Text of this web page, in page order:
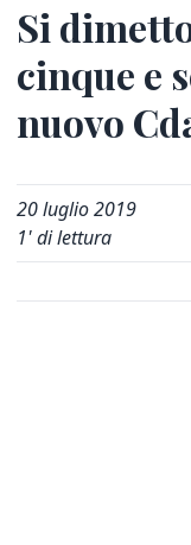
Si
cinque e
nuovo
20 luglio 2019
1' di lettura